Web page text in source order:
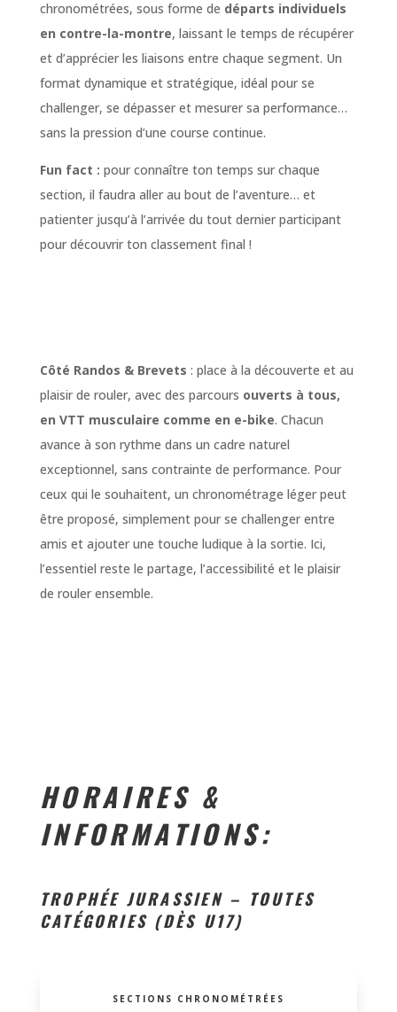
chronométrées, sous forme de départs individuels
en contre-la-montre, laissant le temps de récupérer
et d’apprécier les liaisons entre chaque segment. Un
format dynamique et stratégique, idéal pour se
challenger, se dépasser et mesurer sa performance…
sans la pression d’une course continue.
Fun fact : pour connaître ton temps sur chaque
section, il faudra aller au bout de l’aventure… et
patienter jusqu’à l’arrivée du tout dernier participant
pour découvrir ton classement final !
Côté Randos & Brevets : place à la découverte et au
plaisir de rouler, avec des parcours ouverts à tous,
en VTT musculaire comme en e-bike. Chacun
avance à son rythme dans un cadre naturel
exceptionnel, sans contrainte de performance. Pour
ceux qui le souhaitent, un chronométrage léger peut
être proposé, simplement pour se challenger entre
amis et ajouter une touche ludique à la sortie. Ici,
l’essentiel reste le partage, l’accessibilité et le plaisir
de rouler ensemble.
HORAIRES &
INFORMATIONS:
TROPHÉE JURASSIEN – TOUTES
CATÉGORIES (DÈS U17)
SECTIONS CHRONOMÉTRÉES